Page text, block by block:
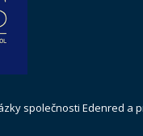
společnosti Edenred a